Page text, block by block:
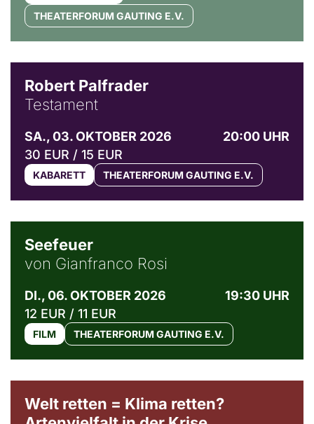
THEATERFORUM GAUTING E.V.
Robert Palfrader
Testament
SA., 03. OKTOBER 2026
20:00 UHR
30 EUR / 15 EUR
KABARETT THEATERFORUM GAUTING E.V.
Seefeuer
von Gianfranco Rosi
DI., 06. OKTOBER 2026
19:30 UHR
12 EUR / 11 EUR
FILM THEATERFORUM GAUTING E.V.
Welt retten = Klima retten?